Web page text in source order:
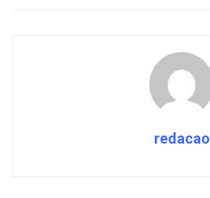
redacao